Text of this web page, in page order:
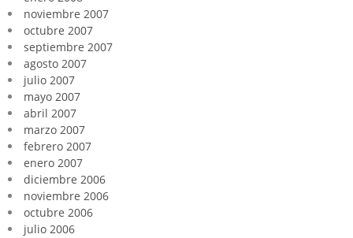
noviembre 2007
octubre 2007
septiembre 2007
agosto 2007
julio 2007
mayo 2007
abril 2007
marzo 2007
febrero 2007
enero 2007
diciembre 2006
noviembre 2006
octubre 2006
julio 2006